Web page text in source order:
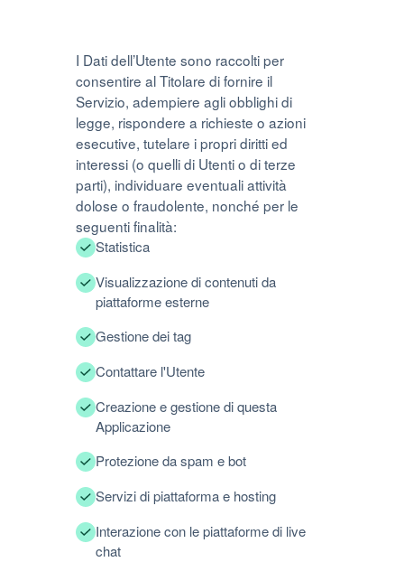
I Dati dell’Utente sono raccolti per
consentire al Titolare di fornire il
Servizio, adempiere agli obblighi di
legge, rispondere a richieste o azioni
esecutive, tutelare i propri diritti ed
interessi (o quelli di Utenti o di terze
parti), individuare eventuali attività
dolose o fraudolente, nonché per le
seguenti finalità:
Statistica
Visualizzazione di contenuti da
piattaforme esterne
Gestione dei tag
Contattare l'Utente
Creazione e gestione di questa
Applicazione
Protezione da spam e bot
Servizi di piattaforma e hosting
Interazione con le piattaforme di live
chat